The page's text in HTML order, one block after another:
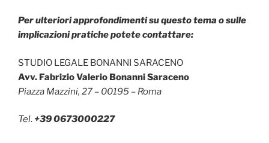
Per ulteriori approfondimenti su questo tema o sulle
implicazioni pratiche potete contattare:
STUDIO LEGALE BONANNI SARACENO
Avv. Fabrizio Valerio Bonanni Saraceno
Piazza Mazzini, 27 – 00195 – Roma
Tel.+39 0673000227